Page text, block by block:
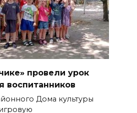
провели урок
воспитанников
Дома культуры